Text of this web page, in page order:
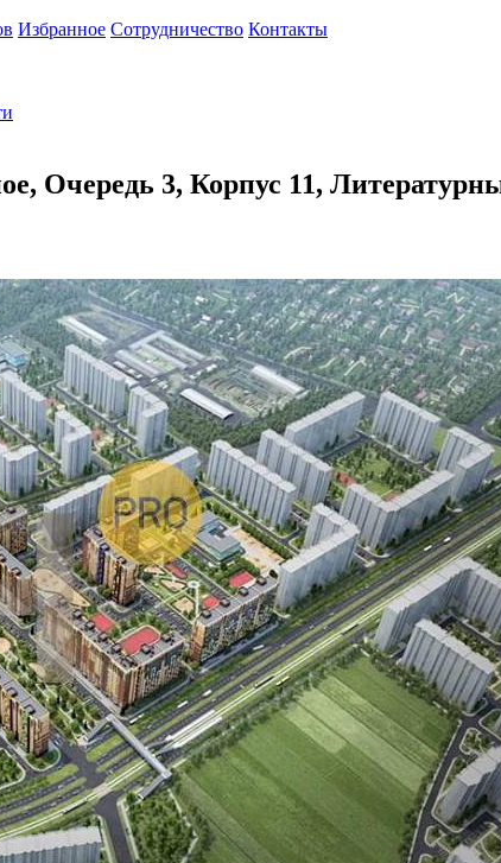
Избранное Сотрудничество Контакты
Очередь 3, Корпус 11,